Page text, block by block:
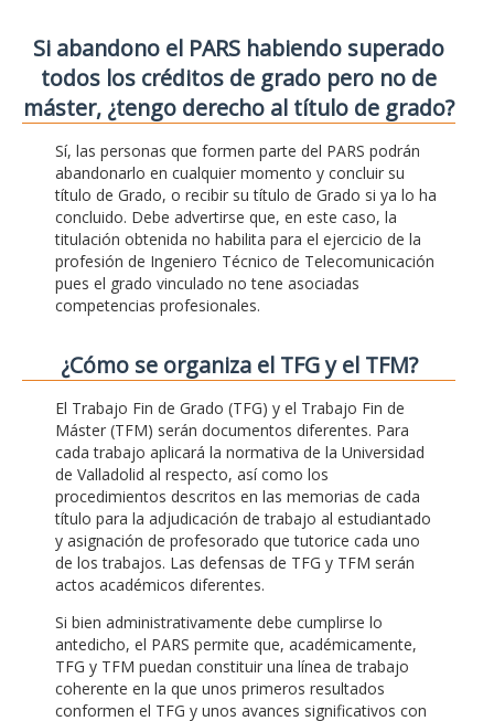
Si abandono el PARS habiendo superado
todos los créditos de grado pero no de
máster, ¿tengo derecho al título de grado?
Sí, las personas que formen parte del PARS podrán
abandonarlo en cualquier momento y concluir su
título de Grado, o recibir su título de Grado si ya lo ha
concluido. Debe advertirse que, en este caso, la
titulación obtenida no habilita para el ejercicio de la
profesión de Ingeniero Técnico de Telecomunicación
pues el grado vinculado no tene asociadas
competencias profesionales.
¿Cómo se organiza el TFG y el TFM?
El Trabajo Fin de Grado (TFG) y el Trabajo Fin de
Máster (TFM) serán documentos diferentes. Para
cada trabajo aplicará la normativa de la Universidad
de Valladolid al respecto, así como los
procedimientos descritos en las memorias de cada
título para la adjudicación de trabajo al estudiantado
y asignación de profesorado que tutorice cada uno
de los trabajos. Las defensas de TFG y TFM serán
actos académicos diferentes.
Si bien administrativamente debe cumplirse lo
antedicho, el PARS permite que, académicamente,
TFG y TFM puedan constituir una línea de trabajo
coherente en la que unos primeros resultados
conformen el TFG y unos avances significativos con